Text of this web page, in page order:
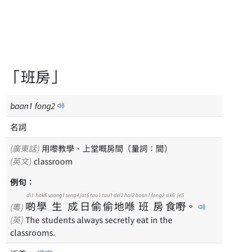
「班房」
baan1 fong2
名詞
(廣東話) 用嚟教學、上堂嘅房間（量詞：間）
(英文) classroom
例句：
(粵) 啲
di1
學
hok6
生
saang1
成
seng4
日
jat6
偷
tau1
偷
tau1
地
dei2
喺
hai2
班
baan1
房
fong2
食
sik6
嘢
je5
。
(英) The students always secretly eat in the
classrooms.